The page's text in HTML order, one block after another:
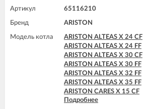
ARISTON HS X 24 CF
Артикул 65116210
Бренд ARISTON
Модель котла
ARISTON ALTEAS X 24 CF
ARISTON ALTEAS X 24 FF
ARISTON ALTEAS X 30 CF
ARISTON ALTEAS X 30 FF
ARISTON ALTEAS X 32 FF
ARISTON ALTEAS X 35 FF
ARISTON CARES X 15 CF
ARISTON CARES X 15 FF
Подробнее